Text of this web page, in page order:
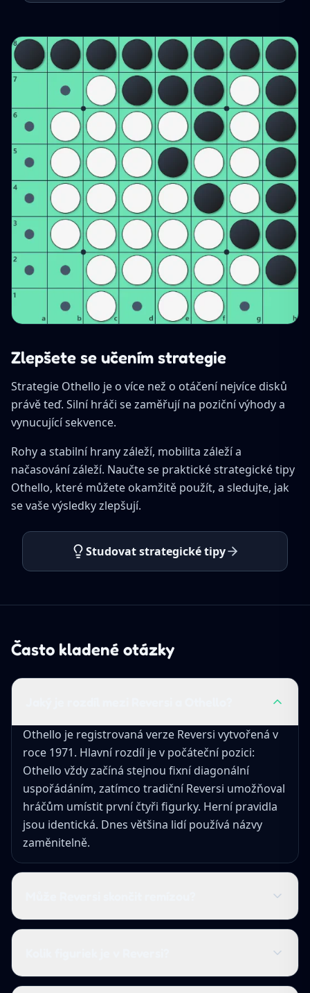
Zlepšete se učením strategie
Strategie Othello je o více než o otáčení nejvíce disků
právě teď. Silní hráči se zaměřují na poziční výhody a
vynucující sekvence.
Rohy a stabilní hrany záleží, mobilita záleží a
načasování záleží. Naučte se praktické strategické tipy
Othello, které můžete okamžitě použít, a sledujte, jak
se vaše výsledky zlepšují.
Studovat strategické tipy
Často kladené otázky
Othello je registrovaná verze Reversi vytvořená v
roce 1971. Hlavní rozdíl je v počáteční pozici:
Othello vždy začíná stejnou fixní diagonální
uspořádáním, zatímco tradiční Reversi umožňoval
hráčům umístit první čtyři figurky. Herní pravidla
jsou identická. Dnes většina lidí používá názvy
zaměnitelně.